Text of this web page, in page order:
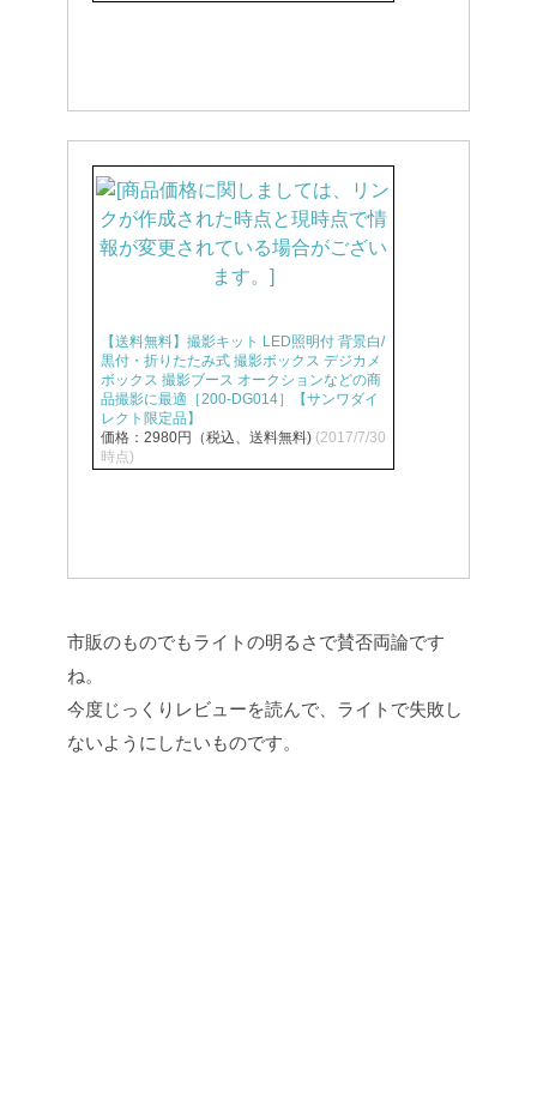
【送料無料】撮影キット LED照明付 背景白/
黒付・折りたたみ式 撮影ボックス デジカメ
ボックス 撮影ブース オークションなどの商
品撮影に最適［200-DG014］【サンワダイ
レクト限定品】
価格：2980円（税込、送料無料) (2017/7/30
時点)
市販のものでもライトの明るさで賛否両論です
ね。
今度じっくりレビューを読んで、ライトで失敗し
ないようにしたいものです。